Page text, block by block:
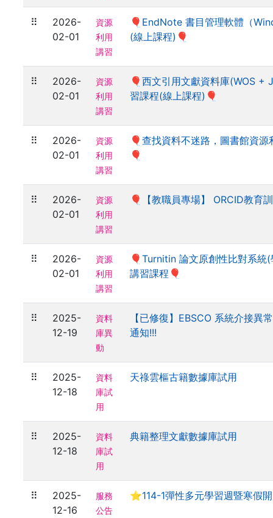
⠿
2026-
02-01
資源
利用
講習
🎈EndNote 書目管理軟體（
(線上課程)🎈
⠿
2026-
02-01
資源
利用
講習
🎈西文引用文獻資料庫(WOS +
習課程(線上課程)🎈
⠿
2026-
02-01
資源
利用
講習
🎈查找資料不迷路，圖書館資源
🎈
⠿
2026-
02-01
資源
利用
講習
🎈【教職員專場】 ORCID教育
⠿
2026-
02-01
資源
利用
講習
🎈Turnitin 論文原創性比對系統
講習課程🎈
⠿
2025-
12-19
資料
庫異
動
【已修復】EBSCO 系統介接異
通知!!!
⠿
2025-
12-18
資料
庫試
用
天祿雲樞古籍數據庫試用
⠿
2025-
12-18
資料
庫試
用
典籍整理文獻數據庫試用
⠿
2025-
12-16
服務
公告
⭐114-1彈性多元學習週暨寒假